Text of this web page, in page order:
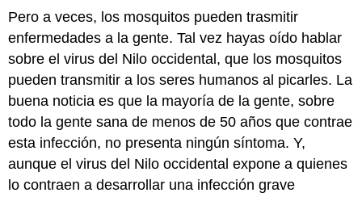
Pero a veces, los mosquitos pueden trasmitir
enfermedades a la gente. Tal vez hayas oído hablar
sobre el virus del Nilo occidental, que los mosquitos
pueden transmitir a los seres humanos al picarles. La
buena noticia es que la mayoría de la gente, sobre
todo la gente sana de menos de 50 años que contrae
esta infección, no presenta ningún síntoma. Y,
aunque el virus del Nilo occidental expone a quienes
lo contraen a desarrollar una infección grave